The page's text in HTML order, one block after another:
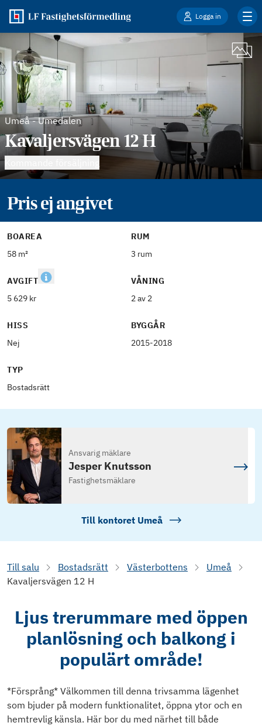
Logga in
Umeå-Umedalen
Kavaljersvägen 12 H
Pris ej angivet
BOAREA
58 m²
RUM
3 rum
AVGIFT
5 629 kr
VÅNING
2 av 2
HISS
Nej
BYGGÅR
2015-2018
TYP
Bostadsrätt
Ansvarig mäklare
Jesper Knutsson
Fastighetsmäklare
Till kontoret Umeå
Till salu Bostadsrätt Västerbottens
Umeå
Kavaljersvägen 12 H
Ljus trerummare med öppen
planlösning och balkong i
populärt område!
*Försprång* Välkommen till denna trivsamma lägenhet
som bjuder på modern funktionalitet, öppna ytor och en
hemtrevlig känsla. Här bor du med närhet till både